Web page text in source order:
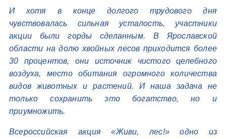
И хотя в конце долгого трудового дня
чувствовалась сильная усталость, участники
акции были горды сделанным. В Ярославской
области на долю хвойных лесов приходится более
30 процентов, они источник чистого целебного
воздуха, место обитания огромного количества
видов животных и растений. И наша задача не
только сохранить это богатство, но и
приумножить.
Всероссийская акция «Живи, лес!» одно из